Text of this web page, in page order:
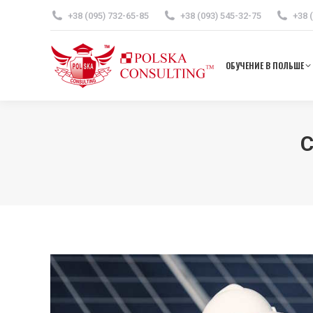
+38 (095) 732-65-85 +38 (093) 545-32-75 +38
ОБУЧЕНИЕ В ПОЛЬШЕ